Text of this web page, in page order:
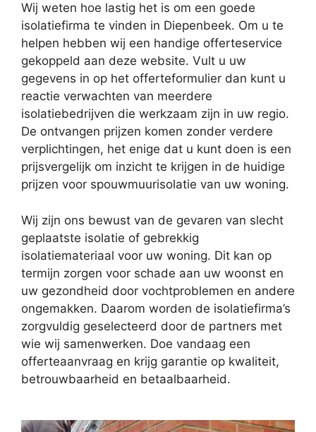
Wij weten hoe lastig het is om een goede
isolatiefirma te vinden in Diepenbeek. Om u te
helpen hebben wij een handige offerteservice
gekoppeld aan deze website. Vult u uw
gegevens in op het offerteformulier dan kunt u
reactie verwachten van meerdere
isolatiebedrijven die werkzaam zijn in uw regio.
De ontvangen prijzen komen zonder verdere
verplichtingen, het enige dat u kunt doen is een
prijsvergelijk om inzicht te krijgen in de huidige
prijzen voor spouwmuurisolatie van uw woning.
Wij zijn ons bewust van de gevaren van slecht
geplaatste isolatie of gebrekkig
isolatiemateriaal voor uw woning. Dit kan op
termijn zorgen voor schade aan uw woonst en
uw gezondheid door vochtproblemen en andere
ongemakken. Daarom worden de isolatiefirma’s
zorgvuldig geselecteerd door de partners met
wie wij samenwerken. Doe vandaag een
offerteaanvraag en krijg garantie op kwaliteit,
betrouwbaarheid en betaalbaarheid.